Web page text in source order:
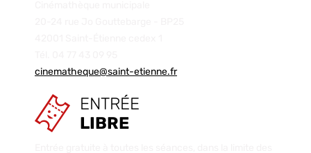
cinematheque@saint-etienne.fr
ENTRÉE
LIBRE